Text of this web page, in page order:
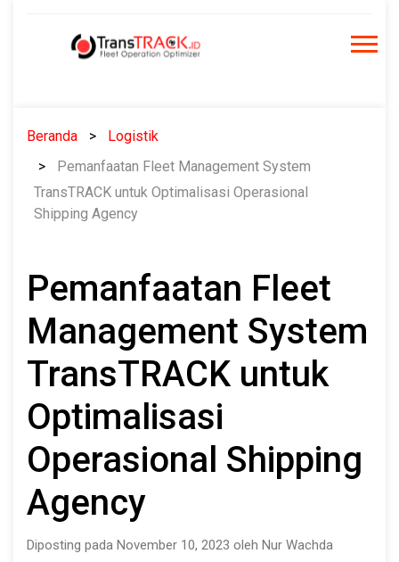
Beranda
Logistik
Pemanfaatan Fleet Management System
TransTRACK untuk Optimalisasi Operasional
Shipping Agency
Pemanfaatan Fleet
Management System
TransTRACK untuk
Optimalisasi
Operasional Shipping
Agency
Diposting pada November 10, 2023 oleh Nur Wachda